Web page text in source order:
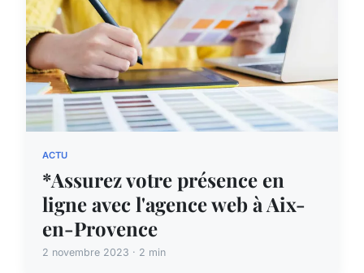
ACTU
*Assurez votre présence en
ligne avec l'agence web à Aix-
en-Provence
2 novembre 2023 · 2 min